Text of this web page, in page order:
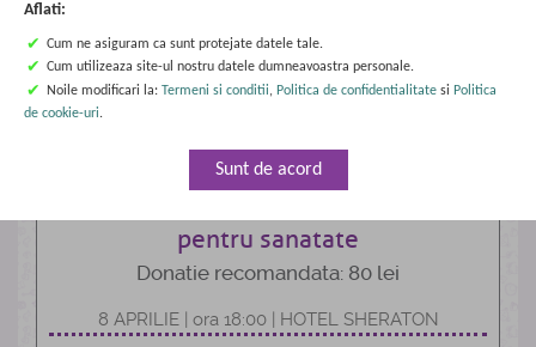
pentru sanatate
Donatie recomandata: 80 lei
8 APRILIE | ora 18:00 | HOTEL SHERATON
Aflati:
✔ Cum ne asiguram ca sunt protejate datele tale.
✔ Cum utilizeaza site-ul nostru datele dumneavoastra personale.
✔ Noile modificari la: Termeni si conditii, Politica de confidentialitate si Politica
de cookie-uri.
Sunt de acord